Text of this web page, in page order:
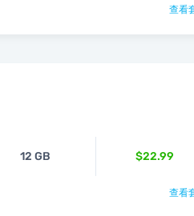
查看
12 GB $22.99
查看